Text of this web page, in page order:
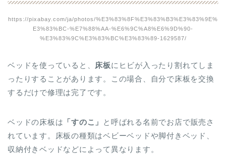
https://pixabay.com/ja/photos/%E3%83%8F%E3%83%B3%E3%83%9E%
E3%83%BC-%E7%88%AA-%E6%9C%A8%E6%9D%90-
%E3%83%9C%E3%83%BC%E3%83%89-1629587/
ベッドを使っていると、 床板にヒビが入ったり割れてしま
ったりすることがあります。この場合、自分で床板を交換
するだけで修理は完了です。
ベッドの床板は 「すのこ」
と呼ばれる名前でお店で販売さ
れています。床板の種類はベビーベッドや脚付きベッド、
収納付きベッドなどによって異なります。